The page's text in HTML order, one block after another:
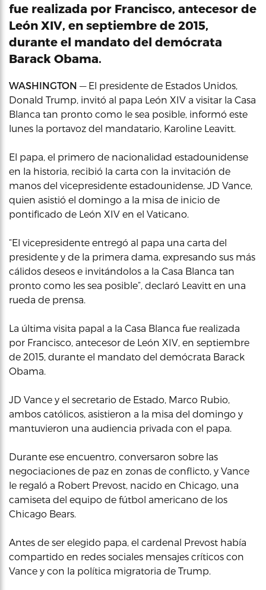
fue realizada por Francisco, antecesor de
León XIV, en septiembre de 2015,
durante el mandato del demócrata
Barack Obama.
WASHINGTON — El presidente de Estados Unidos,
Donald Trump, invitó al papa León XIV a visitar la Casa
Blanca tan pronto como le sea posible, informó este
lunes la portavoz del mandatario, Karoline Leavitt.
El papa, el primero de nacionalidad estadounidense
en la historia, recibió la carta con la invitación de
manos del vicepresidente estadounidense, JD Vance,
quien asistió el domingo a la misa de inicio de
pontificado de León XIV en el Vaticano.
“El vicepresidente entregó al papa una carta del
presidente y de la primera dama, expresando sus más
cálidos deseos e invitándolos a la Casa Blanca tan
pronto como les sea posible”, declaró Leavitt en una
rueda de prensa.
La última visita papal a la Casa Blanca fue realizada
por Francisco, antecesor de León XIV, en septiembre
de 2015, durante el mandato del demócrata Barack
Obama.
JD Vance y el secretario de Estado, Marco Rubio,
ambos católicos, asistieron a la misa del domingo y
mantuvieron una audiencia privada con el papa.
Durante ese encuentro, conversaron sobre las
negociaciones de paz en zonas de conflicto, y Vance
le regaló a Robert Prevost, nacido en Chicago, una
camiseta del equipo de fútbol americano de los
Chicago Bears.
Antes de ser elegido papa, el cardenal Prevost había
compartido en redes sociales mensajes críticos con
Vance y con la política migratoria de Trump.